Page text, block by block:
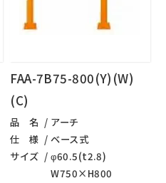
FAA-7B75-800(Y)(W)
(C)
品 名
アーチ
仕 様
ベース式
サイズ
φ60.5(t2.8)
W750×H800